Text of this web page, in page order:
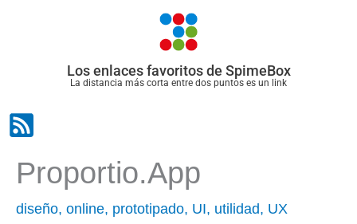
Los enlaces favoritos de SpimeBox
La distancia más corta entre dos puntos es un link
Proportio.app
diseño, online, prototipado, UI, utilidad, UX